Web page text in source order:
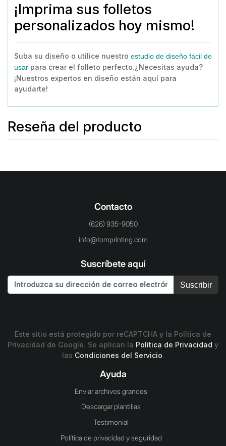
¡Imprima sus folletos
personalizados hoy mismo!
Suba su diseño o utilice nuestro estudio de diseño fácil de
usar para crear el folleto perfecto.¿Necesitas ayuda?
¡Nuestros expertos en diseño están aquí para
ayudarte!
Reseña del producto
Contacto
(626) 935-9050
info@tomprinting.com
Suscríbete aquí
Suscribir
Este sitio está protegido por reCAPTCHA y la Política de
Privacidad de Google. Se aplican la Política de Privacidad y
las Condiciones del Servicio.
Ayuda
Enviar archivos grandes
Descargar plantillas
Testimonial
Política de privacidad y seguridad